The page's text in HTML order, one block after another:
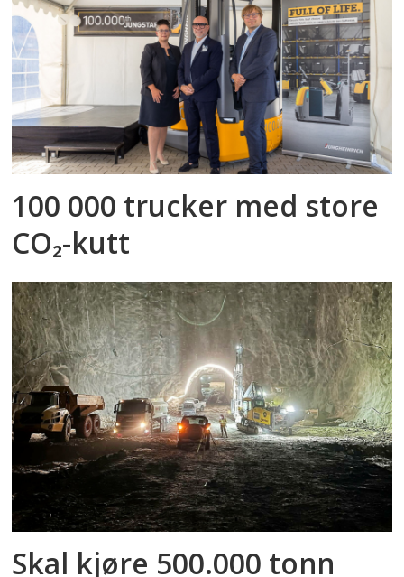
100 000 trucker med store
CO₂-kutt
Skal kjøre 500.000 tonn